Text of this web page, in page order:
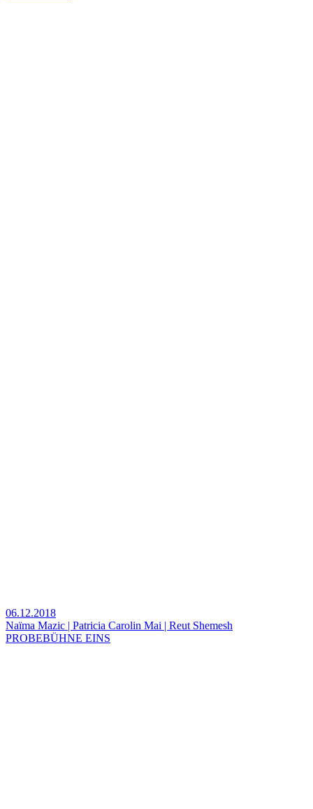
06.12.2018
Naïma Mazic | Patricia Carolin Mai | Reut Shemesh
PROBEBÜHNE EINS